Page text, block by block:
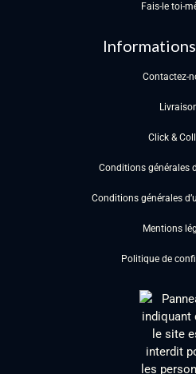
Fais-le toi-
Contactez-
Click &
Conditions générales
Conditions générales
Mentions
Politique de